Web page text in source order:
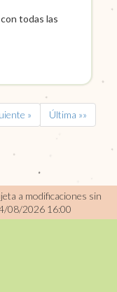
con todas las
» Última »»
a modificaciones sin
08/2026 16:00